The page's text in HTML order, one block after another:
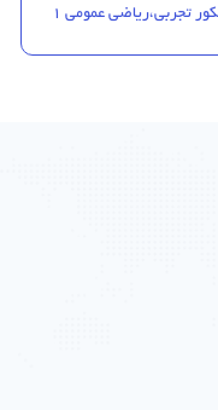
تجربی،ریاضی عمومی تجربی،کنکور ریاضی،کنکور تجربی،ریاضی عمومی 1